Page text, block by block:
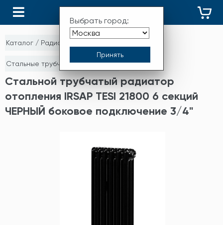
Выбрать город:
Каталог / Радиаторы отопления
Стальные трубчатые радиаторы
Стальной трубчатый радиатор
отопления IRSAP TESI 21800 6 секций
ЧЕРНЫЙ боковое подключение 3/4"